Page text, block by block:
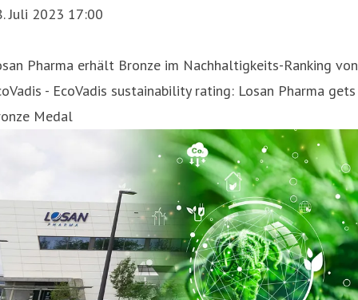
Juli 2023 17:00
Pharma erhält Bronze im Nachhaltigkeits-Ranking von
- EcoVadis sustainability rating: Losan Pharma gets
Medal